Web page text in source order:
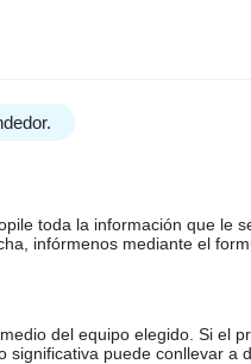
toda la información que le
infórmenos mediante el
del equipo elegido. Si el
puede conllevar a